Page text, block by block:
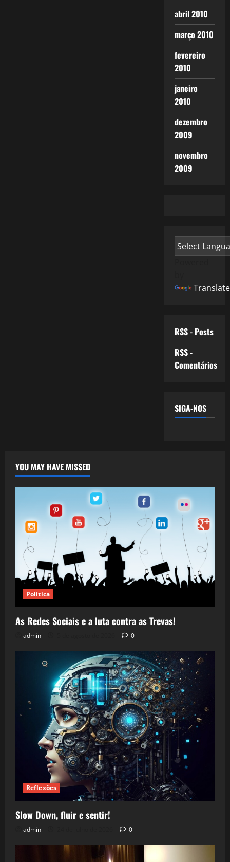
abril 2010
março 2010
fevereiro
2010
janeiro
2010
dezembro
2009
novembro
2009
Translate
RSS - Posts
RSS -
Comentários
SIGA-NOS
YOU MAY HAVE MISSED
Política
As Redes Sociais e a luta contra as Trevas!
admin 0
Reflexões
Slow Down, fluir e sentir!
admin 0